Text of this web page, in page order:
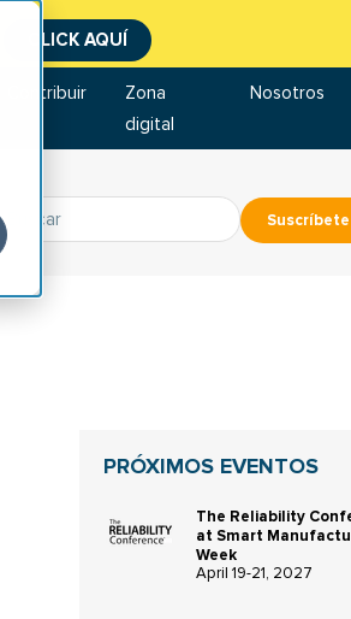
CLICK AQUÍ
Contribuir
Zona
digital
Nosotros
PRÓXIMOS EVENTOS
The Reliability
at Smart
Week
April 19-21, 2027